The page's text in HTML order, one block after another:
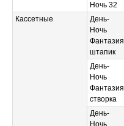
Ночь 32
Кассетные
День-
Ночь
Фантазия
штапик
День-
Ночь
Фантазия
створка
День-